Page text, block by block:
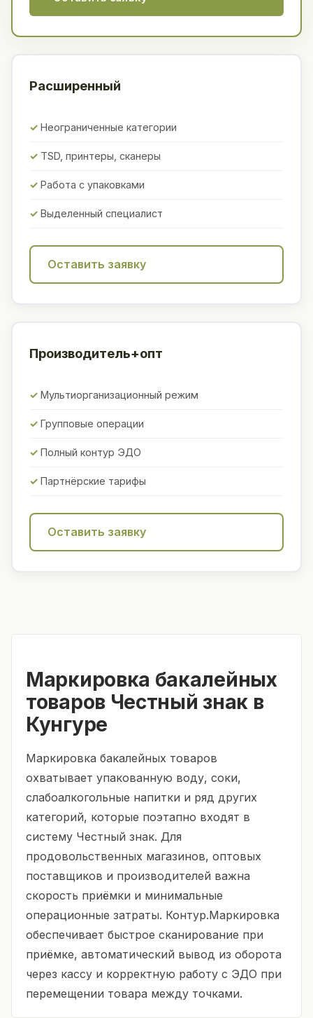
Расширенный
Неограниченные категории
TSD, принтеры, сканеры
Работа с упаковками
Выделенный специалист
Оставить заявку
Производитель+опт
Мультиорганизационный режим
Групповые операции
Полный контур ЭДО
Партнёрские тарифы
Оставить заявку
Маркировка бакалейных
товаров Честный знак в
Кунгуре
Маркировка бакалейных товаров
охватывает упакованную воду, соки,
слабоалкогольные напитки и ряд других
категорий, которые поэтапно входят в
систему Честный знак. Для
продовольственных магазинов, оптовых
поставщиков и производителей важна
скорость приёмки и минимальные
операционные затраты. Контур.Маркировка
обеспечивает быстрое сканирование при
приёмке, автоматический вывод из оборота
через кассу и корректную работу с ЭДО при
перемещении товара между точками.